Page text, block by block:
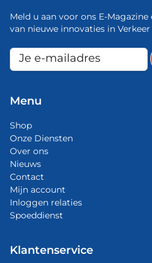
Meld u aan voor ons E-
van nieuwe innovaties in
Menu
Shop
Onze Diensten
Over ons
Nieuws
Contact
Mijn account
Inloggen relaties
Spoeddienst
Klantenservice